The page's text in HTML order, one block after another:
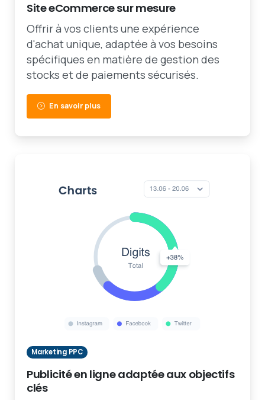
Site eCommerce sur mesure
Offrir à vos clients une expérience
d'achat unique, adaptée à vos besoins
spécifiques en matière de gestion des
stocks et de paiements sécurisés.
En savoir plus
Marketing PPC
Publicité en ligne adaptée aux objectifs
clés